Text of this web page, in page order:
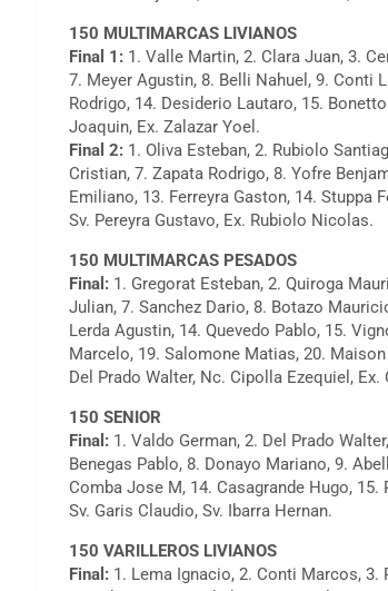
150 MULTIMARCAS LIVIANOS
Final 1: 1. Valle Martin, 2. Clara Juan, 3.
7. Meyer Agustin, 8. Belli Nahuel, 9. Conti
Rodrigo, 14. Desiderio Lautaro, 15.
Joaquin, Ex. Zalazar Yoel.
Final 2: 1. Oliva Esteban, 2. Rubiolo
Cristian, 7. Zapata Rodrigo, 8. Yofre
Emiliano, 13. Ferreyra Gaston, 14. Stuppa
Sv. Pereyra Gustavo, Ex. Rubiolo Nicolas.
150 MULTIMARCAS PESADOS
Final: 1. Gregorat Esteban, 2. Quiroga
Julian, 7. Sanchez Dario, 8. Botazo
Lerda Agustin, 14. Quevedo Pablo, 15.
Marcelo, 19. Salomone Matias, 20.
Del Prado Walter, Nc. Cipolla Ezequiel,
150 SENIOR
Final: 1. Valdo German, 2. Del Prado
Benegas Pablo, 8. Donayo Mariano, 9.
Comba Jose M, 14. Casagrande Hugo,
Sv. Garis Claudio, Sv. Ibarra Hernan.
150 VARILLEROS LIVIANOS
Final: 1. Lema Ignacio, 2. Conti Marcos, 3.